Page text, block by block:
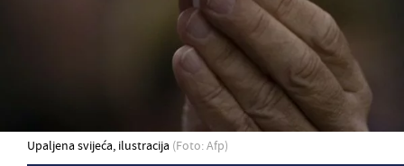
Upaljena svijeća, ilustracija (Foto: Afp)